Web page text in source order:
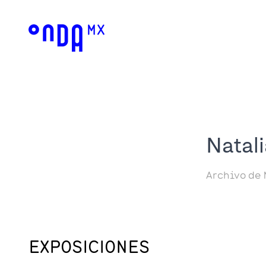
Archivo de
EXPOSICIONES